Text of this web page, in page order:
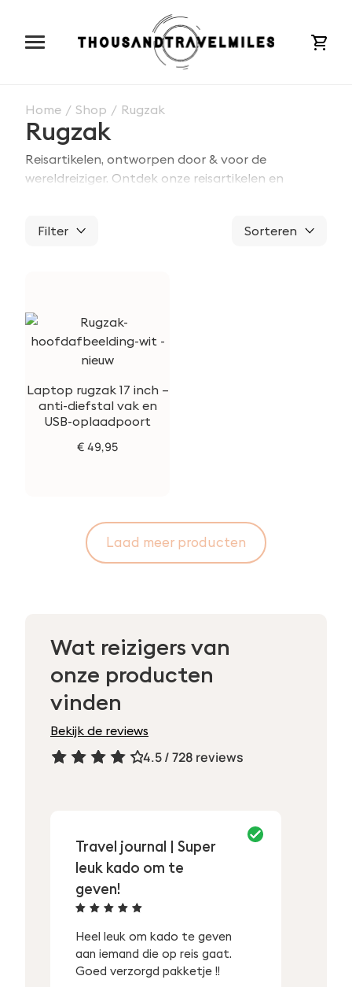
cart
Home / Shop / Rugzak
Rugzak
Reisartikelen, ontworpen door & voor de
wereldreiziger. Ontdek onze reisartikelen en
gekeurd op reis in verschillende omstandigheden.
producten & daar zijn wij trots op!
Filter Sorteren
Laptop rugzak 17 inch –
anti-diefstal vak en
USB-oplaadpoort
€ 49,95
Laad meer producten
Wat reizigers van
onze producten
vinden
Bekijk de reviews
4.5 / 728 reviews
Travel journal | Super
leuk kado om te
geven!
of 5
Heel leuk om kado te geven
aan iemand die op reis gaat.
Goed verzorgd pakketje !!